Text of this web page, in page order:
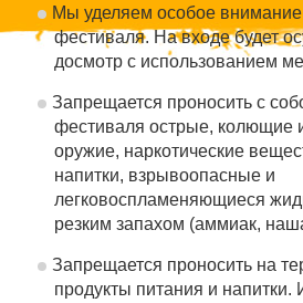
Мы уделяем особое внимание
фестиваля. На входе будет
досмотр с использованием
Запрещается проносить с
фестиваля острые, колющие
оружие, наркотические
напитки, взрывоопасные и
легковоспламеняющиеся
резким запахом (аммиак,
Запрещается проносить на
продукты питания и напитки.